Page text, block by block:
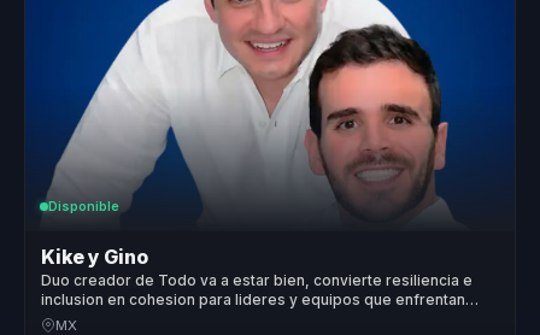
Disponible
Kike y Gino
Duo creador de Todo va a estar bien, convierte resiliencia e
inclusion en cohesion para lideres y equipos que enfrentan
crisis.
MX